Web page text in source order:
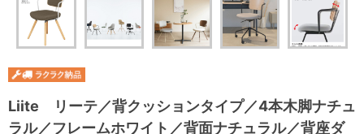
Liite リーテ／背クッションタイプ／4本木脚ナチュ
ラル／フレームホワイト／背面ナチュラル／背座ダ